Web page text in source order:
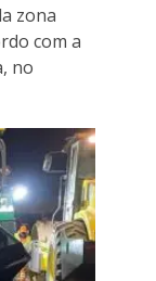
zona
com a
no